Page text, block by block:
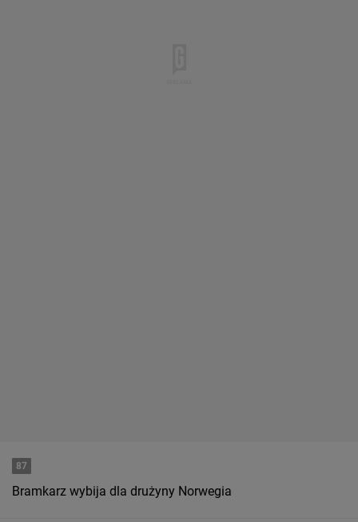
87
Bramkarz wybija dla drużyny Norwegia